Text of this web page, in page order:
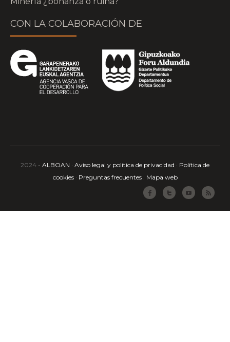
CON LA COLABORACIÓN DE
2024 - ALBOAN · Aviso legal y política de privacidad · Política de
cookies· Preguntas frecuentes. Mapa web
FacebookTwitter Youtube